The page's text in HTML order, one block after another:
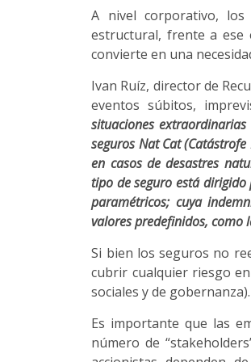
A nivel corporativo, los
estructural, frente a ese
convierte en una
Ivan Ruíz, director de
eventos súbitos,
situaciones
seguros Nat Cat
en casos de desastres
tipo de seguro está
paramétricos; cuya
valores predefinidos, como
Si bien los seguros no
cubrir cualquier riesgo
sociales y de gobernanza).
Es importante que las
número de